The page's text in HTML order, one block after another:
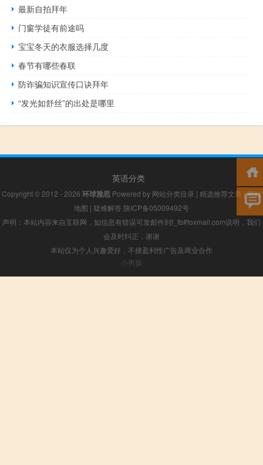
最新自拍拜年
门窗学徒有前途吗
宝宝冬天的衣服选择几度
春节有哪些春联
防诈骗知识宣传口诀拜年
“发光如舒丝”的出处是哪里
英语分类
Copyright © 2012 - 2026 环球雅思 Powered by 网站分类目录 | 精选推荐文章 |网站
地图 | 疑难解答 陕ICP备05009492号
声明：本站内容来自互联网，如信息有错误可发邮件到f_fb#foxmail.com说明，我们
会及时纠正，谢谢
本站仅为个人兴趣爱好，不接盈利性广告及商业合作
小男孩